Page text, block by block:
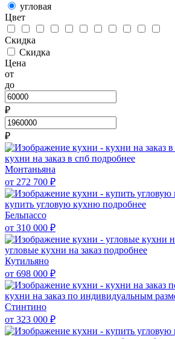
угловая
Цвет
Скидка
Скидка
Цена
от
до
₽
₽
кухни на заказ в спб подробнее
Монтаньяна
от 272 700 ₽
купить угловую кухню подробнее
Бельпассо
от 310 000 ₽
угловые кухни на заказ подробнее
Кутильяно
от 698 000 ₽
кухни на заказ по индивидуальным
Стинтино
от 323 000 ₽